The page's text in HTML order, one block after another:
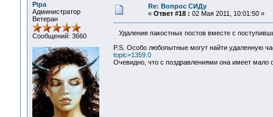
Pipa
Администратор
Ветеран
Сообщений: 3660
Re: Вопрос СИДу
« Ответ #18 : 02 Мая 2011, 10:01:50 »
Удаление пакостных постов вместе с
P.S. Особо любопытные могут найти удаленную
topic=1359.0
Очевидно, что с поздравлениями она имеет мало